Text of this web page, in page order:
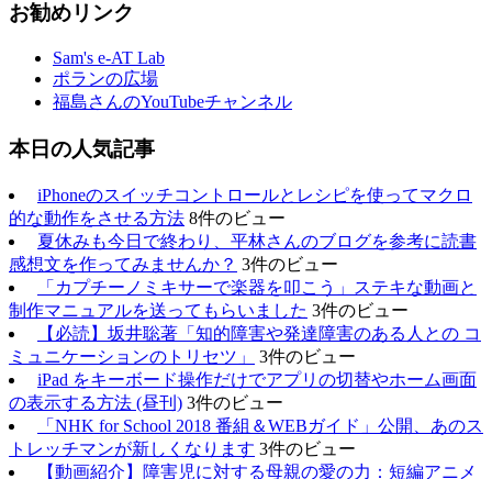
お勧めリンク
Sam's e-AT Lab
ポランの広場
福島さんのYouTubeチャンネル
本日の人気記事
iPhoneのスイッチコントロールとレシピを使ってマクロ
的な動作をさせる方法 8件のビュー
夏休みも今日で終わり、平林さんのブログを参考に読書
感想文を作ってみませんか？ 3件のビュー
「カプチーノミキサーで楽器を叩こう」ステキな動画と
制作マニュアルを送ってもらいました 3件のビュー
【必読】坂井聡著「知的障害や発達障害のある人との コ
ミュニケーションのトリセツ」
3件のビュー
iPad をキーボード操作だけでアプリの切替やホーム画面
の表示する方法 (昼刊) 3件のビュー
「NHK for School 2018 番組＆WEBガイド」公開、あのス
トレッチマンが新しくなります 3件のビュー
【動画紹介】障害児に対する母親の愛の力：短編アニメ